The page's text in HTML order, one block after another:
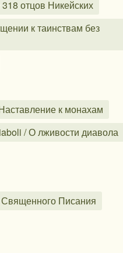
отцов Никейских
к таинствам без
к монахам
/ О лживости диавола
Писания